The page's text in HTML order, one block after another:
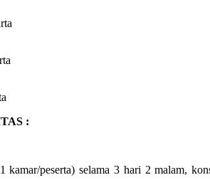
:
peserta) selama 3 hari 2 malam,